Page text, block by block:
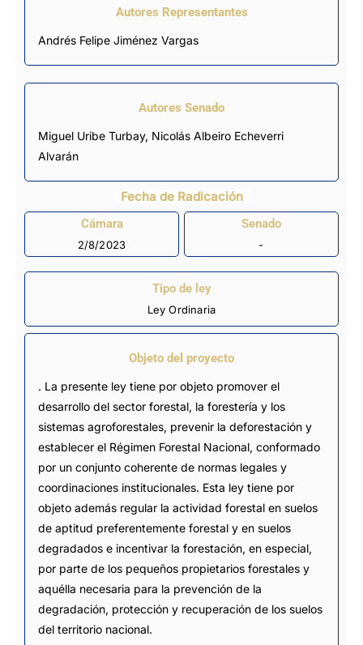
Autores Representantes
Andrés Felipe Jiménez Vargas
Autores Senado
Miguel Uribe Turbay, Nicolás Albeiro Echeverri
Alvarán
Fecha de Radicación
Cámara
2/8/2023
Senado
-
Tipo de ley
Ley Ordinaria
Objeto del proyecto
. La presente ley tiene por objeto promover el
desarrollo del sector forestal, la forestería y los
sistemas agroforestales, prevenir la deforestación y
establecer el Régimen Forestal Nacional, conformado
por un conjunto coherente de normas legales y
coordinaciones institucionales. Esta ley tiene por
objeto además regular la actividad forestal en suelos
de aptitud preferentemente forestal y en suelos
degradados e incentivar la forestación, en especial,
por parte de los pequeños propietarios forestales y
aquélla necesaria para la prevención de la
degradación, protección y recuperación de los suelos
del territorio nacional.